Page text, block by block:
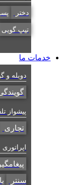
دختر
تیپ گویی
خدمات ما
دوبله و
پیشواز
تجاری
اپراتوری
سنتر